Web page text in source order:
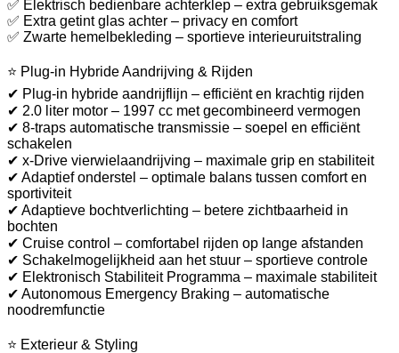
✅ Elektrisch bedienbare achterklep – extra gebruiksgemak
✅ Extra getint glas achter – privacy en comfort
✅ Zwarte hemelbekleding – sportieve interieuruitstraling
⭐ Plug-in Hybride Aandrijving & Rijden
✔ Plug-in hybride aandrijflijn – efficiënt en krachtig rijden
✔ 2.0 liter motor – 1997 cc met gecombineerd vermogen
✔ 8-traps automatische transmissie – soepel en efficiënt
schakelen
✔ x-Drive vierwielaandrijving – maximale grip en stabiliteit
✔ Adaptief onderstel – optimale balans tussen comfort en
sportiviteit
✔ Adaptieve bochtverlichting – betere zichtbaarheid in
bochten
✔ Cruise control – comfortabel rijden op lange afstanden
✔ Schakelmogelijkheid aan het stuur – sportieve controle
✔ Elektronisch Stabiliteit Programma – maximale stabiliteit
✔ Autonomous Emergency Braking – automatische
noodremfunctie
⭐ Exterieur & Styling